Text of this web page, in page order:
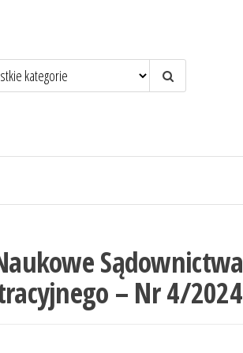
Sądownictwa
– Nr 4/2024